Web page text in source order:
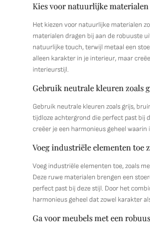
Kies voor natuurlijke materialen
Het kiezen voor natuurlijke materialen
materialen dragen bij aan de robuuste
natuurlijke touch, terwijl metaal een
alleen karakter in je interieur, maar
interieurstijl.
Gebruik neutrale kleuren zoals
Gebruik neutrale kleuren zoals grijs,
tijdloze achtergrond die perfect past bij
creëer je een harmonieus geheel
Voeg industriële elementen toe
Voeg industriële elementen toe, zoals
Deze ruwe materialen brengen een
perfect past bij deze stijl. Door het
harmonieus geheel dat zowel karakter
Ga voor meubels met een